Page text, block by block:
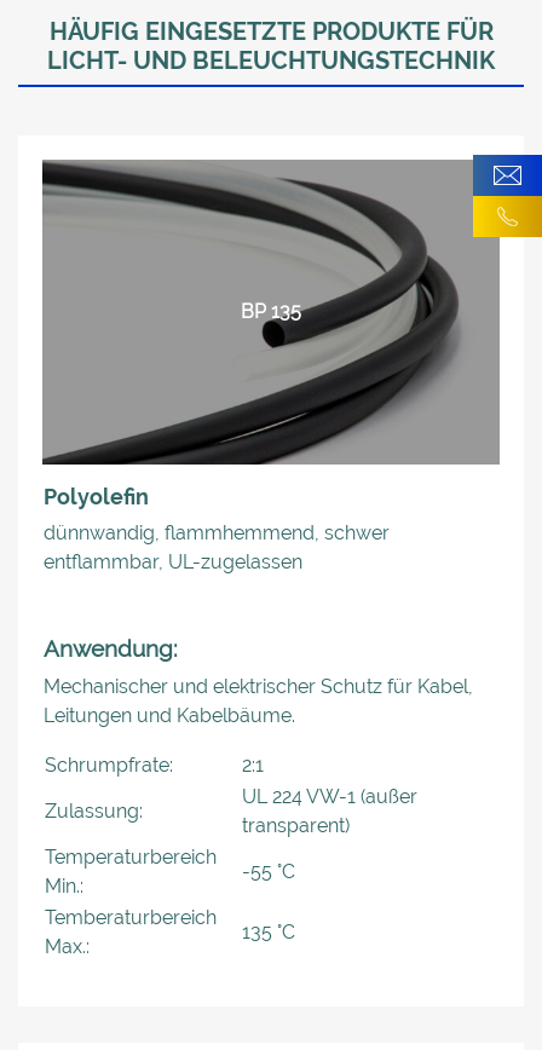
HÄUFIG EINGESETZTE PRODUKTE FÜR
LICHT- UND BELEUCHTUNGSTECHNIK
BP 135
Polyolefin
dünnwandig, flammhemmend, schwer
entflammbar, UL-zugelassen
Anwendung:
Mechanischer und elektrischer Schutz für Kabel,
Leitungen und Kabelbäume.
Schrumpfrate:
2:1
Zulassung:
UL 224 VW-1 (außer
transparent)
Temperaturbereich
Min.:
-55 °C
Temberaturbereich
Max.:
135 °C